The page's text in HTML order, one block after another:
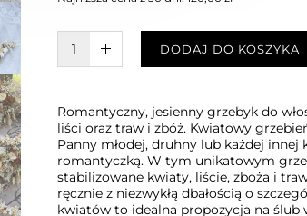
W KOSZYKU :)DODAJ DO KOSZYKA
Romantyczny, jesienny grzebyk do
liści oraz traw i zbóż. Kwiatowy
Panny młodej, druhny lub każdej
romantyczką. W tym unikatowym
stabilizowane kwiaty, liście, zboża i
ręcznie z niezwykłą dbałością o
kwiatów to idealna propozycja na